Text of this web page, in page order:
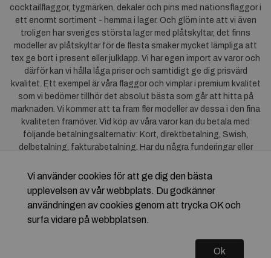
cocktailflaggor, tygmärken, dekaler och pins med nationsflaggor i
ett enormt sortiment - hemma i lager. Och glöm inte att vi även
troligen har sveriges största lager med plåtskyltar, det finns
modeller av plåtskyltar för de flesta smaker mycket lämpliga att
tex ge bort i present eller julklapp. Vi har egen import av varor och
därför kan vi hålla låga priser och samtidigt ge dig prisvärd
kvalitet. Ett exempel är våra flaggor och vimplar i premium kvalitet
som vi bedömer tillhör det absolut bästa som går att hitta på
marknaden. Vi kommer att ta fram fler modeller av dessa i den fina
kvaliteten framöver. Vid köp av våra varor kan du betala med
följande betalningsalternativ: Kort, direktbetalning, Swish,
delbetalning, fakturabetalning. Har du några funderingar eller
dig till oss. För frågor kring Klarna kan duklicka här
Vi använder cookies för att ge dig den bästa
upplevelsen av vår webbplats. Du godkänner
användningen av cookies genom att trycka OK och
surfa vidare på webbplatsen.
Ok